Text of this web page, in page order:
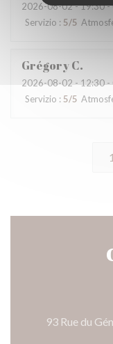
2026-08-02- 19:30 -
Servizio : 5/5
GrégoryC
2026-08-02- 12:30 -
Servizio : 5/5
1
93 Rue du